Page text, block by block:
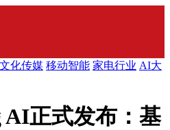
文化传媒 移动智能 家电行业 AI大
AI正式发布：基